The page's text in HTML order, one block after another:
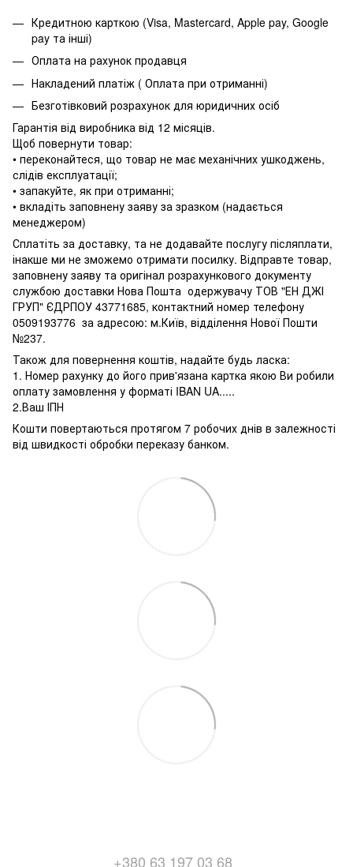
Кредитною карткою (Visa, Mastercard, Apple pay, Google
pay та інші)
Оплата на рахунок продавця
Накладений платіж ( Оплата при отриманні)
Безготівковий розрахунок для юридичних осіб
Гарантія від виробника від 12 місяців.
Щоб повернути товар:
• переконайтеся, що товар не має механічних ушкоджень,
слідів експлуатації;
• запакуйте, як при отриманні;
• вкладіть заповнену заяву за зразком (надається
менеджером)
Сплатіть за доставку, та не додавайте послугу післяплати,
інакше ми не зможемо отримати посилку. Відправте товар,
заповнену заяву та оригінал розрахункового документу
службою доставки Нова Пошта одержувачу ТОВ "ЕН ДЖІ
ГРУП" ЄДРПОУ 43771685, контактний номер телефону
0509193776 за адресою: м.Київ, відділення Нової Пошти
№237.
Також для повернення коштів, надайте будь ласка:
1. Номер рахунку до його прив'язана картка якою Ви робили
оплату замовлення у форматі IBAN UA.....
2.Ваш ІПН
Кошти повертаються протягом 7 робочих днів в залежності
від швидкості обробки переказу банком.
+380 63 197 03 68